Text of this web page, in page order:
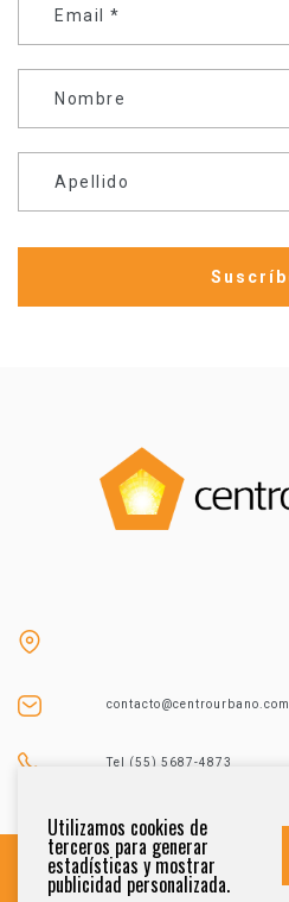
Email *
Nombre
Apellido
contacto@centrourbano.com
Tel (55) 5687-4873
Utilizamos cookies de
terceros para generar
estadísticas y mostrar
publicidad personalizada.